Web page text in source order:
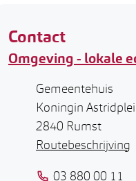
Contact
Omgeving - lokale
AdresGemeentehuis
Koningin
,2840 Rumst
Routebeschrijving
03 880 00 11